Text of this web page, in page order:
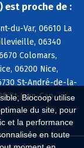
Biocoop utilise
du site, pour
et la performance
en toute
est proche de :
du-Var, 06610 La
06340
Colomars,
06200 Nice,
St-André-de-la-
St-Jean-Cap-